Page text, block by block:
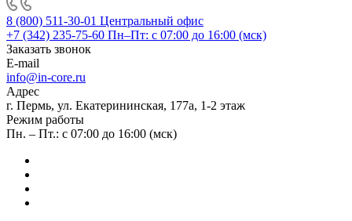
8 (800) 511-30-01 Центральный офис
+7 (342) 235-75-60 Пн–Пт: с 07:00 до 16:00 (мск)
Заказать звонок
E-mail
info@in-core.ru
Адрес
г. Пермь, ул. ​Екатерининская, 177а, ​1-2 этаж
Режим работы
Пн. – Пт.: с 07:00 до 16:00 (мск)